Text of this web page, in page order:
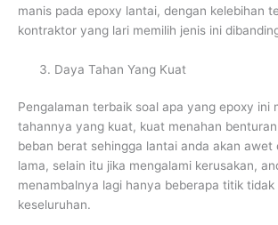
manis pada epoxy lantai, dengan kelebihan
kontraktor yang lari memilih jenis ini
Daya Tahan Yang Kuat
Pengalaman terbaik soal apa yang epoxy ini
tahannya yang kuat, kuat menahan
beban berat sehingga lantai anda akan
lama, selain itu jika mengalami kerusakan,
menambalnya lagi hanya beberapa titik tidak
keseluruhan.